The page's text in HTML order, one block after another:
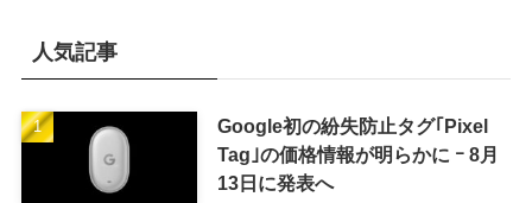
人気記事
Google初の紛失防止タグ｢Pixel
Tag｣の価格情報が明らかに ｰ 8月
13日に発表へ